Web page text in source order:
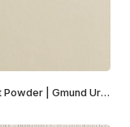
Architect Powder | Gmund Urban